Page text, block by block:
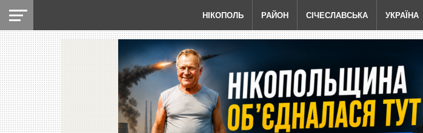
НІКОПОЛЬ РАЙОН СІЧЕСЛАВСЬКА УКРАЇНА